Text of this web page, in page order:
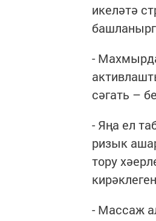
икеләтә
-
сәгать –
- Яңа ел
ризык
тору
- Массаж